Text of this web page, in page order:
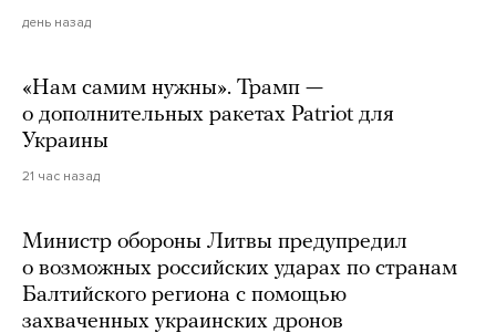
день назад
«Нам самим нужны». Трамп —
о дополнительных ракетах Patriot для
Украины
21 час назад
Министр обороны Литвы предупредил
о возможных российских ударах по странам
Балтийского региона с помощью
захваченных украинских дронов